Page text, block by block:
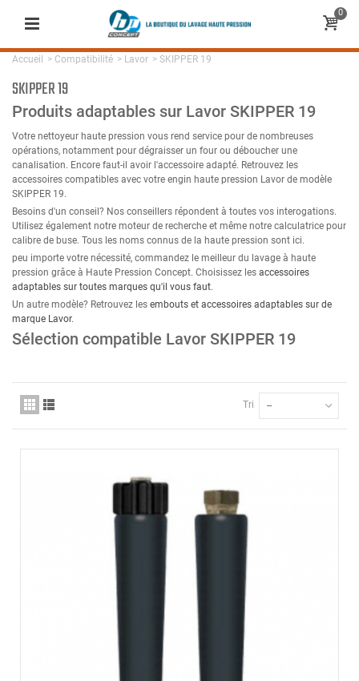
0
Accueil > Compatibilité > Lavor > SKIPPER 19
SKIPPER 19
Produits adaptables sur Lavor SKIPPER 19
Votre nettoyeur haute pression vous rend service pour de nombreuses
opérations, notamment pour dégraisser un four ou déboucher une
canalisation. Encore faut-il avoir l'accessoire adapté. Retrouvez les
accessoires compatibles avec votre engin haute pression Lavor de modèle
SKIPPER 19.
Besoins d'un conseil? Nos conseillers répondent à toutes vos interogations.
Utilisez également notre moteur de recherche et même notre calculatrice pour
calibre de buse. Tous les noms connus de la haute pression sont ici.
peu importe votre nécessité, commandez le meilleur du lavage à haute
pression grâce à Haute Pression Concept. Choisissez les accessoires
adaptables sur toutes marques qu'il vous faut.
Un autre modèle? Retrouvez les embouts et accessoires adaptables sur de
marque Lavor.
Sélection compatible Lavor SKIPPER 19
Tri --